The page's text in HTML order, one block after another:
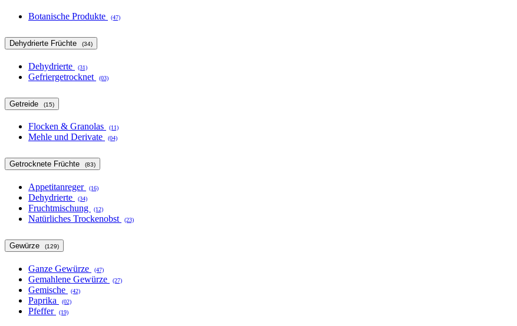
Botanische Produkte (47)
Dehydrierte Früchte (34)
Dehydrierte (31)
Gefriergetrocknet (03)
Getreide (15)
Flocken & Granolas (11)
Mehle und Derivate (04)
Getrocknete Früchte (83)
Appetitanreger (16)
Dehydrierte (34)
Fruchtmischung (12)
Natürliches Trockenobst (23)
Gewürze (129)
Ganze Gewürze (47)
Gemahlene Gewürze (27)
Gemische (42)
Paprika (02)
Pfeffer (19)